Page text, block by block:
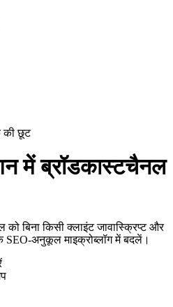
की छूट
में ब्रॉडकास्टचैनल
को बिना किसी क्लाइंट जावास्क्रिप्ट और
अनुकूल माइक्रोब्लॉग में बदलें।